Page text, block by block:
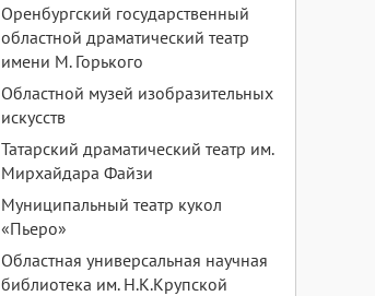
Оренбургский государственный
областной драматический театр
имени М. Горького
Областной музей изобразительных
искусств
Татарский драматический театр им.
Мирхайдара Файзи
Муниципальный театр кукол
«Пьеро»
Областная универсальная научная
библиотека им. Н.К.Крупской